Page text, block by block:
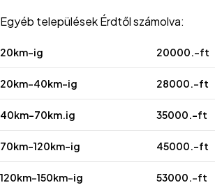
Egyéb települések Érdtől számolva:
20km-ig 20000.-ft
20km-40km-ig 28000.-ft
40km-70km.ig 35000.-ft
70km-120km-ig 45000.-ft
120km-150km-ig 53000.-ft